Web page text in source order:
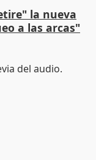
la nueva
a las arcas"